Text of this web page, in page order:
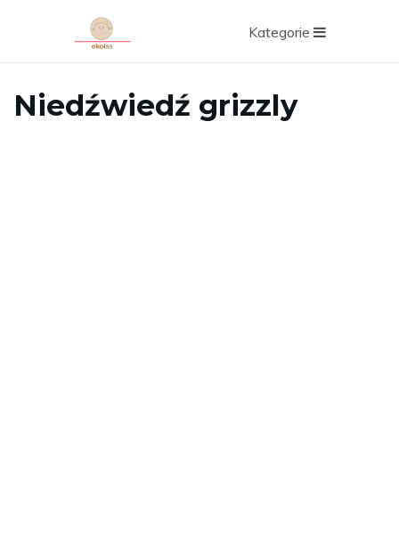
Kategorie
Niedźwiedź grizzly